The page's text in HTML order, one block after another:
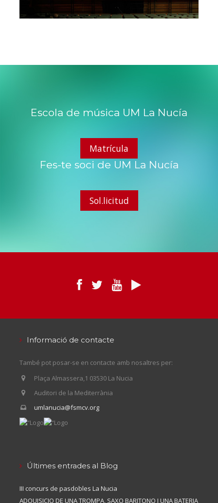
Escola de música UM La Nucía
Matrícula
Fes-te soci de UM La Nucía
Sol.licitud
Informació de contacte
També pot posar-se en contacte amb nosaltres per:
Plaça Almassera,1 03530 La Nucia
Auditori de la Mediterrània
umlanucia@fsmcv.org
Últimes entrades al Blog
III concurs de pasdobles La Nucia
ADQUISICIO DE UNA TROMPA, SAXO BARITONO I UNA BATERIA